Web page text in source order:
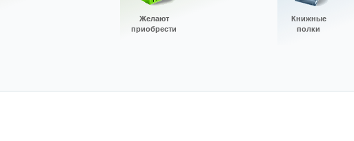
Желают
приобрести
Книжные
полки